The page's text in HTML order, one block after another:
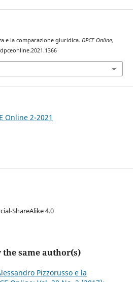
e la comparazione giuridica. DPCE Online,
Online 2-2021
ShareAlike 4.0
same author(s)
Pizzorusso e la